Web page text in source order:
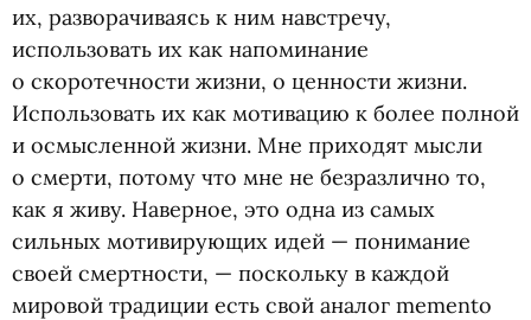
их, разворачиваясь к ним навстречу,
использовать их как напоминание
о скоротечности жизни, о ценности жизни.
Использовать их как мотивацию к более полной
и осмысленной жизни. Мне приходят мысли
о смерти, потому что мне не безразлично то,
как я живу. Наверное, это одна из самых
сильных мотивирующих идей — понимание
своей смертности, — поскольку в каждой
мировой традиции есть свой аналог memento